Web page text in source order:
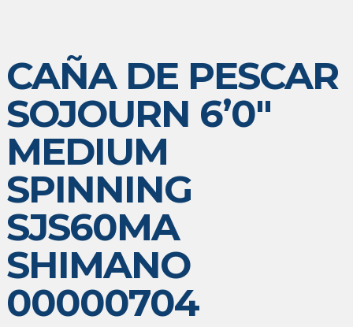
CAÑA DE PESCAR
SOJOURN 6’0″
MEDIUM
SPINNING
SJS60MA
SHIMANO
00000704